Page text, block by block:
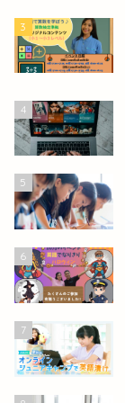
3
4
5
6
7